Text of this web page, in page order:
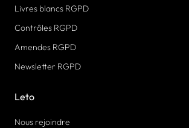
Livres blancs RGPD
Contrôles RGPD
Amendes RGPD
Newsletter RGPD
Leto
Nous rejoindre